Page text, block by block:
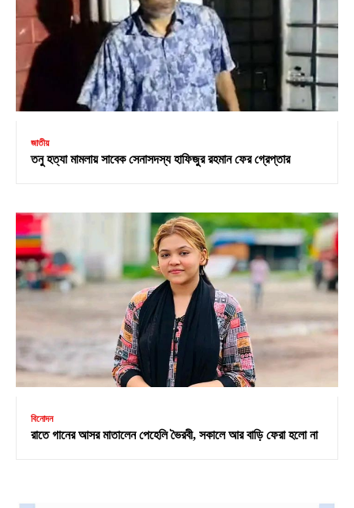
জাতীয়
তনু হত্যা মামলায় সাবেক সেনাসদস্য হাফিজুর রহমান ফের গ্রেপ্তার
বিনোদন
রাতে গানের আসর মাতালেন পেহেলি ভৈরবী, সকালে আর বাড়ি ফেরা হলো না